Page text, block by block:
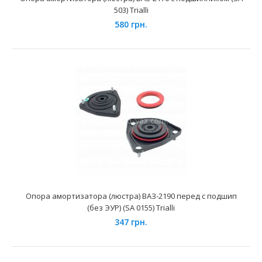
Применение на автомобилях семейства ВАЗ-2110, 2111,
2112 и их модификаций укомплектованных как инжек..
503) Trialli
580 грн.
Опора амортизатора (люстра) ВАЗ-2190 перед с подшип
(без ЭУР) (SA 0155) Trialli
347 грн.